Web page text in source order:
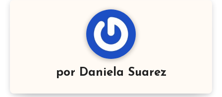
por Daniela Suarez